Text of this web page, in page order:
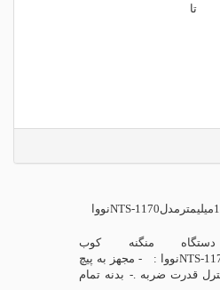
تا
منگنه کوب
4الی14میلیمترمدلNTS-1170نووا : - مجهز به پیچ
قدرت ضربه .- بدنه تمام